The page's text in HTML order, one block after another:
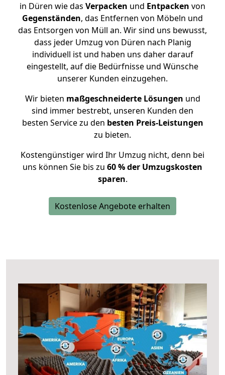
in Düren wie das Verpacken und Entpacken von
Gegenständen, das Entfernen von Möbeln und
das Entsorgen von Müll an. Wir sind uns bewusst,
dass jeder Umzug von Düren nach Planig
individuell ist und haben uns daher darauf
eingestellt, auf die Bedürfnisse und Wünsche
unserer Kunden einzugehen.
Wir bieten maßgeschneiderte Lösungen und
sind immer bestrebt, unseren Kunden den
besten Service zu den besten Preis-Leistungen
zu bieten.
Kostengünstiger wird Ihr Umzug nicht, denn bei
uns können Sie bis zu 60 % der Umzugskosten
sparen.
Kostenlose Angebote erhalten